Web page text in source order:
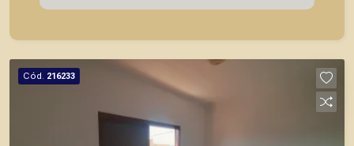
seus clientes com agilidade e segurança, em
Ribeirão Preto.
Cód. 216233